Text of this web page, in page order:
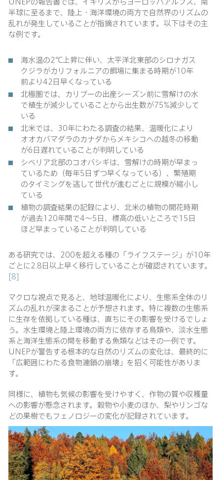
半球に至るまで、陸上・海洋環境の両方で自然界のリズムの
乱れが発生していることが指摘されています。以下はその主
な例です。
海水温の2℃上昇に伴い、太平洋北東部のシロナガス
クジラがカリフォルニアの餌場に集まる時期が10年
前より42日早くなっている
北極圏では、カリブーの出産シーズン前に雪解けの水
で植生が減少していることから出生数が75%減少して
いる
北米では、30年にわたる調査の結果、温暖化により
オオカバマダラのカナダからメキシコへの越冬の移動
が6日遅れていることが判明している
シベリア北部のコオバシギは、雪解けの時期が早まっ
ているため（毎年5日ずつ早くなっている）、繁殖期
のタイミングを逃して世代が進むごとに規模が縮小し
ている
植物の調査結果の記録により、北米の植物の開花時期
が過去120年間で4〜5日、標高の低いところで15日
ほど早まっていることが判明している
ある研究では、200を超える種の「ライフステージ」が10年
ごとに2.8日以上早く移行していることが確認されています。
[8]
マクロな視点で見ると、地球温暖化により、生態系全体のリ
ズムの乱れが深まることが予想されます。特に複数の生態系
に生存を依拠している種は、直ちにその影響を受けるでしょ
う。水生環境と陸上環境の両方に依存する鳥類や、淡水生態
系と海洋生態系の間を移動する魚類などはその一例です。
UNEPが警告する根本的な自然のリズムの変化は、最終的に
「広範囲にわたる食物連鎖の崩壊」を招く可能性がありま
す。
同様に、植物も気候の影響を受けやすく、作物の質や収穫量
への影響が懸念されます。穀物や小麦のほか、梨やリンゴな
どの果樹でもフェノロジーの変化が記録されています。